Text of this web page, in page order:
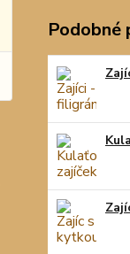
Podobné